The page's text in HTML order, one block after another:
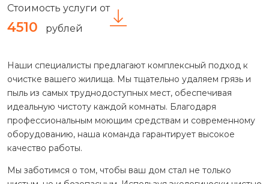
Стоимость услуги от
4510 рублей
Наши специалисты предлагают комплексный подход к
очистке вашего жилища. Мы тщательно удаляем грязь и
пыль из самых труднодоступных мест, обеспечивая
идеальную чистоту каждой комнаты. Благодаря
профессиональным моющим средствам и современному
оборудованию, наша команда гарантирует высокое
качество работы.
Мы заботимся о том, чтобы ваш дом стал не только